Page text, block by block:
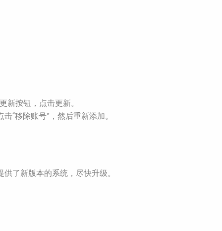
新按钮，点击更新。
“移除账号”，然后重新添加。
了新版本的系统，尽快升级。